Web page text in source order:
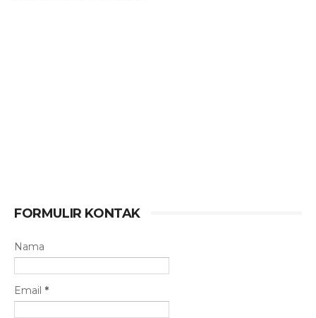
FORMULIR KONTAK
Nama
Email *